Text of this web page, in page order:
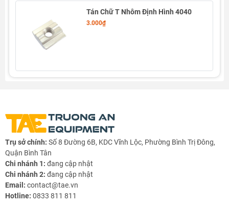
- Vật liệu: Thép Carbon mạ Niken
- Loại: Tán chữ T có bi cho nhôm định hình
- Loại nhôm:
+ 2020
Tán Chữ T Nhôm Định Hình 4040
3.000₫
Trụ sở chính: Số 8 Đường 6B, KDC Vĩnh Lộc, Phường Bình Trị Đông,
Quận Bình Tân
Chi nhánh 1: đang cập nhật
Chi nhánh 2: đang cập nhật
Email: contact@tae.vn
Hotline: 0833 811 811